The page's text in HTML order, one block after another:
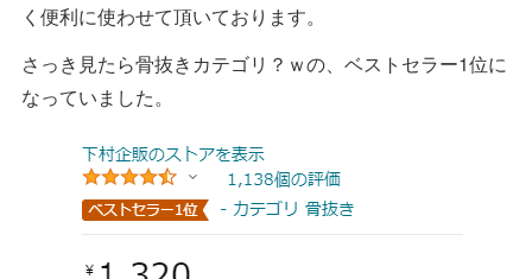
く便利に使わせて頂いております。
さっき見たら骨抜きカテゴリ？ｗの、ベストセラー1位に
なっていました。